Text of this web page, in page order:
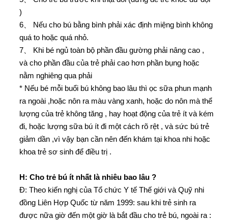
)
6、 Nếu cho bú bằng bình phải xác định miệng bình không
quá to hoặc quá nhỏ.
7、 Khi bé ngủ toàn bộ phần đầu gường phải nâng cao ,
và cho phần đầu của trẻ phải cao hơn phần bụng hoặc
nằm nghiêng qua phải
* Nếu bé mỗi buổi bú không bao lâu thì ọc sữa phun mạnh
ra ngoài ,hoặc nôn ra màu vàng xanh, hoặc do nôn mà thể
lượng của trẻ không tăng , hay hoạt động của trẻ ít và kém
đi, hoặc lượng sữa bú ít đi một cách rõ rệt , và sức bú trẻ
giảm dần ,vì vậy bạn cần nên đến khám tại khoa nhi hoặc
khoa trẻ sơ sinh để điều trị .
H: Cho trẻ bú ít nhất là nhiêu bao lâu ?
Đ: Theo kiến nghị của Tổ chức Y tế Thế giới và Quỹ nhi
đồng Liên Hợp Quốc từ năm 1999: sau khi trẻ sinh ra
được nữa giờ đến một giờ là bắt đầu cho trẻ bú, ngoài ra :